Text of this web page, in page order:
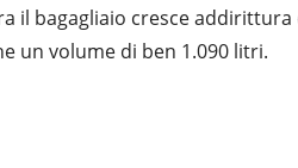
il bagagliaio cresce
un volume di ben 1.090 litri.